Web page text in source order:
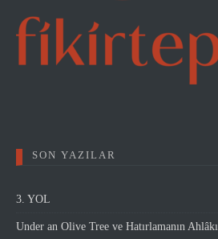
SON YAZILAR
3. YOL
Under an Olive Tree ve Hatırlamanın Ahlâkı